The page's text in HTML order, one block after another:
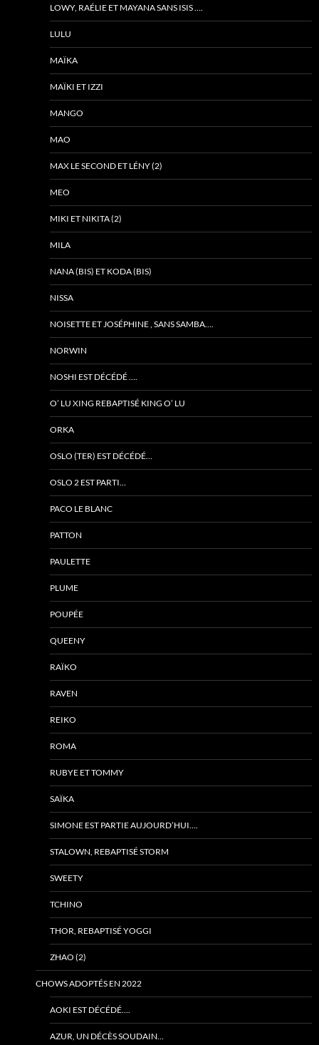
LOWY, RAÉLIE ET MAYANA SANS ISIS ….
LULU
MAÏKA
MAÏKI ET IZZI
MANGO
MAO
MAX LE SECOND ET LÉNY (2)
MEO
MIKI ET NIKITA (2)
MILA
NANA (BIS) ET KODA (BIS)
NISSA
NOISETTE ET JOSÉPHINE , SANS SAMBA….
NORWIN
NOSHI EST DÉCÉDÉ ….
O’ LU XING REBAPTISÉ KING O’ LU
ORKA
OSLO (TER) EST DÉCÉDÉ…
OSLO 2 EST PARTI…
PACO LE BLANC
PATTON
PAULETTE
PLUME
POUPÉE
QUEENY
RAÏKO
RAVEN
REIKO
ROMA
RUBYE ET TOMMY
SAÏKA
SIMONE EST PARTIE AUJOURD’HUI….
STALOWN, REBAPTISÉ STORM
SWEETY
TCHINO
THOR, REBAPTISÉ YOGGI
ZHAO (2)
CHOWS ADOPTÉS EN 2022
AOKI EST DÉCÉDÉ….
AZUR, UN DÉCÈS SOUDAIN…